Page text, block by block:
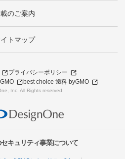
のご案内
トマップ
プライバシーポリシー
best choice 歯科 byGMO
Inc. All Rights reserved.
キュリティ事業について